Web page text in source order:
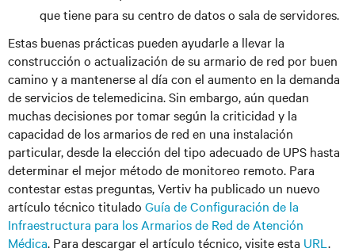
que tiene para su centro de datos o sala de servidores.
Estas buenas prácticas pueden ayudarle a llevar la
construcción o actualización de su armario de red por buen
camino y a mantenerse al día con el aumento en la demanda
de servicios de telemedicina. Sin embargo, aún quedan
muchas decisiones por tomar según la criticidad y la
capacidad de los armarios de red en una instalación
particular, desde la elección del tipo adecuado de UPS hasta
determinar el mejor método de monitoreo remoto. Para
contestar estas preguntas, Vertiv ha publicado un nuevo
artículo técnico titulado Guía de Configuración de la
Infraestructura para los Armarios de Red de Atención
Médica. Para descargar el artículo técnico, visite esta URL .